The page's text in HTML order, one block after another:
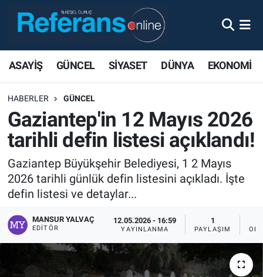
ASAYİŞ GÜNCEL SİYASET DÜNYA EKONOMİ
HABERLER GÜNCEL
Gaziantep'in 12 Mayıs 2026
tarihli defin listesi açıklandı!
Gaziantep Büyükşehir Belediyesi, 1 2 Mayıs
2026 tarihli günlük defin listesini açıkladı. İşte
defin listesi ve detaylar...
MANSUR YALVAÇ
EDITÖR
12.05.2026 - 16:59
YAYINLANMA
1
PAYLAŞIM